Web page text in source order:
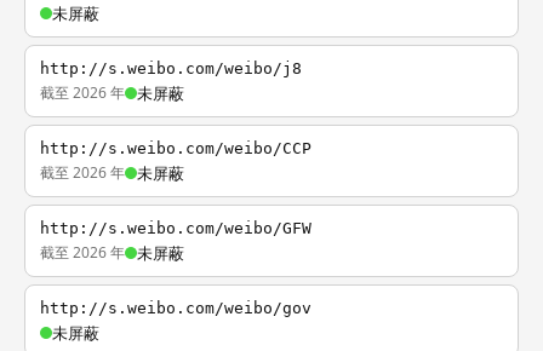
未屏蔽
http://s.weibo.com/weibo/j8
截至 2026 年 未屏蔽
http://s.weibo.com/weibo/CCP
截至 2026 年 未屏蔽
http://s.weibo.com/weibo/GFW
截至 2026 年 未屏蔽
http://s.weibo.com/weibo/gov
未屏蔽